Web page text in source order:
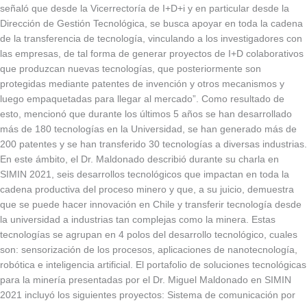
señaló que desde la Vicerrectoría de I+D+i y en particular desde la
Dirección de Gestión Tecnológica, se busca apoyar en toda la cadena
de la transferencia de tecnología, vinculando a los investigadores con
las empresas, de tal forma de generar proyectos de I+D colaborativos
que produzcan nuevas tecnologías, que posteriormente son
protegidas mediante patentes de invención y otros mecanismos y
luego empaquetadas para llegar al mercado”. Como resultado de
esto, mencionó que durante los últimos 5 años se han desarrollado
más de 180 tecnologías en la Universidad, se han generado más de
200 patentes y se han transferido 30 tecnologías a diversas industrias.
En este ámbito, el Dr. Maldonado describió durante su charla en
SIMIN 2021, seis desarrollos tecnológicos que impactan en toda la
cadena productiva del proceso minero y que, a su juicio, demuestra
que se puede hacer innovación en Chile y transferir tecnología desde
la universidad a industrias tan complejas como la minera. Estas
tecnologías se agrupan en 4 polos del desarrollo tecnológico, cuales
son: sensorización de los procesos, aplicaciones de nanotecnología,
robótica e inteligencia artificial. El portafolio de soluciones tecnológicas
para la minería presentadas por el Dr. Miguel Maldonado en SIMIN
2021 incluyó los siguientes proyectos: Sistema de comunicación por